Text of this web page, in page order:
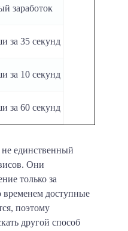
заработок
за 35 секунд
за 10 секунд
за 60 секунд
единственный
Они
только за
доступные
поэтому
другой способ